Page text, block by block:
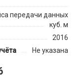
передачи данных
куб. м
2016
Не указана